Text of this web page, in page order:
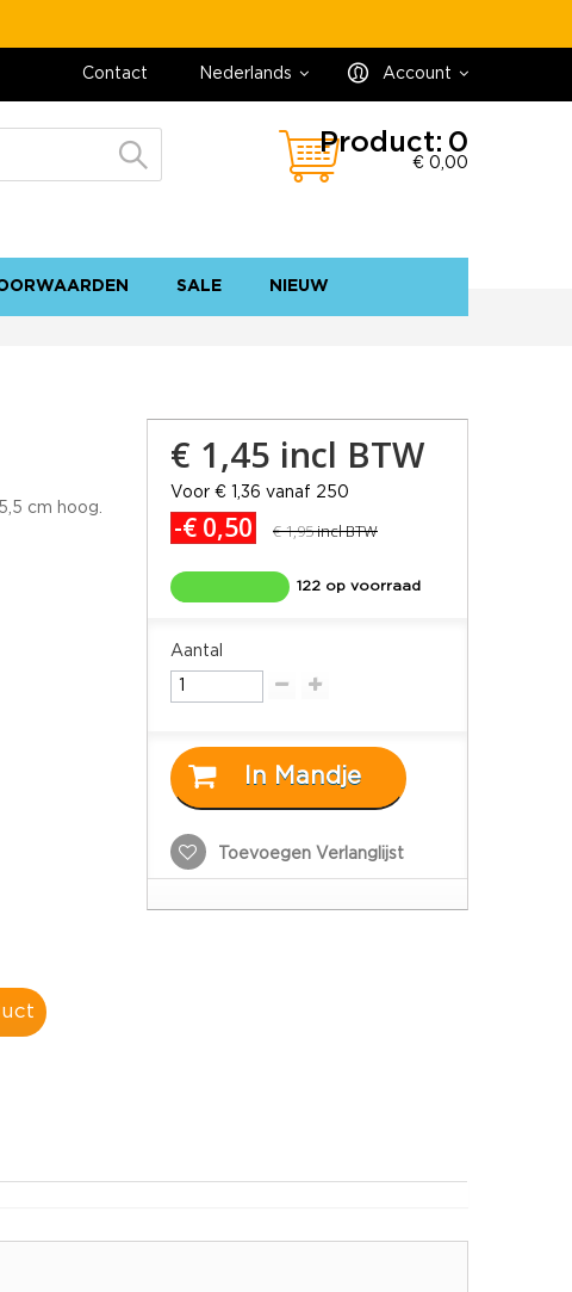
Account
Nederlands
Contact
Product: 0
€ 0,00
SALE NIEUW
cm hoog.
€ 1,45 incl BTW
Voor € 1,36 vanaf 250
-€ 0,50 € 1,95incl BTW
122 op voorraad
Aantal
In Mandje
Toevoegen Verlanglijst